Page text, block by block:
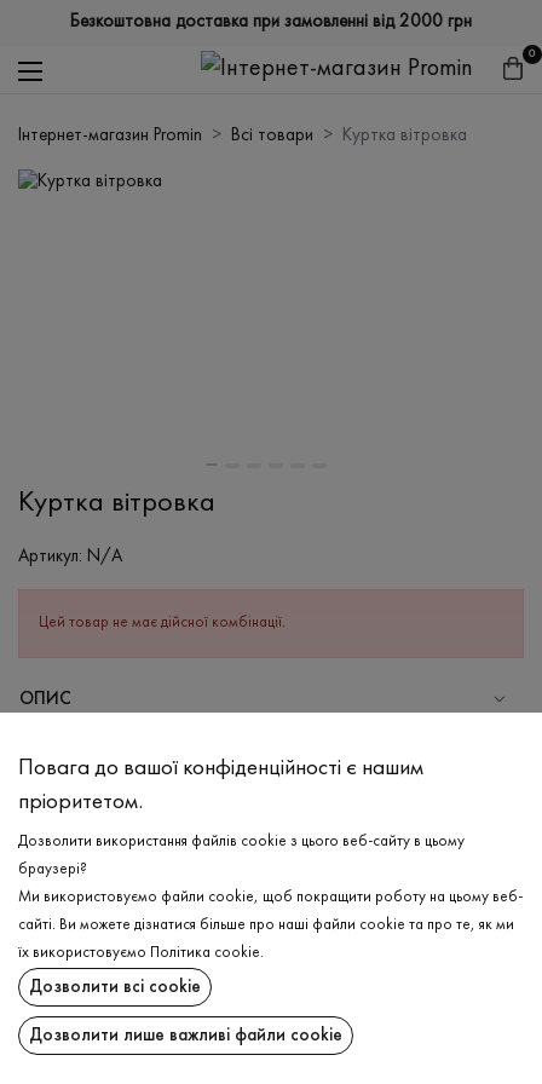
Безкоштовна доставка при замовленні від 2000 грн
0
Інтернет-магазин Promin Всі товари Куртка вітровка
Куртка вітровка
Артикул: N/A
Цей товар не має дійсної комбінації.
ОПИС
Поліестер - 100%
Прання в холодній воді (до 30 ° C)
Відбілювання заборонено
Щадна хімчистка
Не можна віджимати і сушити в пральній машині
ДОСТАВКА
ПОВЕРНЕННЯ
Повага до вашої конфіденційності є нашим
пріоритетом.
Дозволити використання файлів cookie з цього веб-сайту в цьому
браузері?
Ми використовуємо файли cookie, щоб покращити роботу на цьому веб-
сайті. Ви можете дізнатися більше про наші файли cookie та про те, як ми
їх використовуємо
Політика cookie.
Дозволити всі cookie
Дозволити лише важливі файли cookie